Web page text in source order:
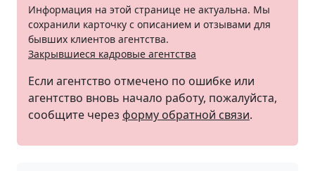
Информация на этой странице не актуальна. Мы
сохранили карточку с описанием и отзывами для
бывших клиентов агентства.
Закрывшиеся кадровые агентства
Если агентство отмечено по ошибке или
агентство вновь начало работу, пожалуйста,
сообщите через форму обратной связи.